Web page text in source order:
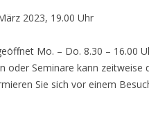
2023, 19.00 Uhr
Mo. – Do. 8.30 – 16.00
oder Seminare kann zeitweise
Sie sich vor einem